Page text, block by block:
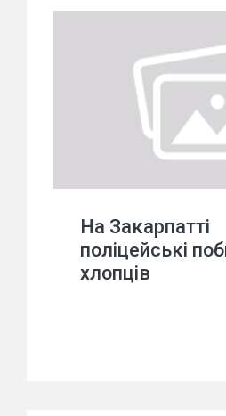
На Закарпатті
поліцейські
хлопців